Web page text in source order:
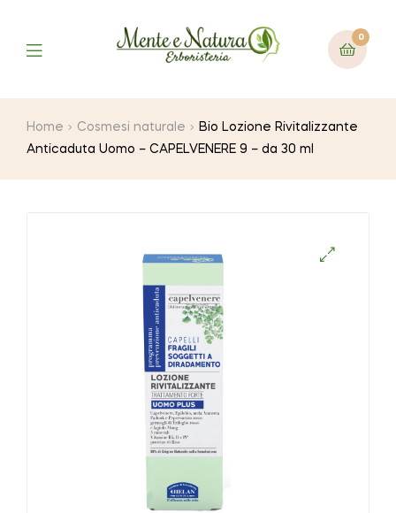
0
Home Cosmesi naturale
Bio Lozione Rivitalizzante
Anticaduta Uomo – CAPELVENERE 9 – da 30 ml